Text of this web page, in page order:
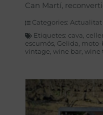
Can Martí,
Categories: Actualitat
Etiquetes: cava
escumós, Gelida moto-
vintage wine bar, wine